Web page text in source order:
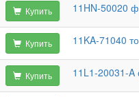
Купить 11HN-50020
Купить 11KA-71040
Купить 11L1-20031-A